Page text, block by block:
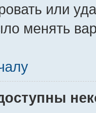
или
менять